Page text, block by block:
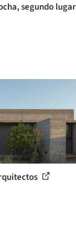
segundo lugar